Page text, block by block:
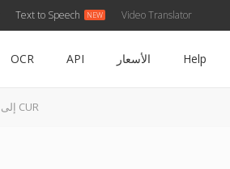
Text to Speech Video Translator
OCR API الأسعار Help
MRW إلى CUR